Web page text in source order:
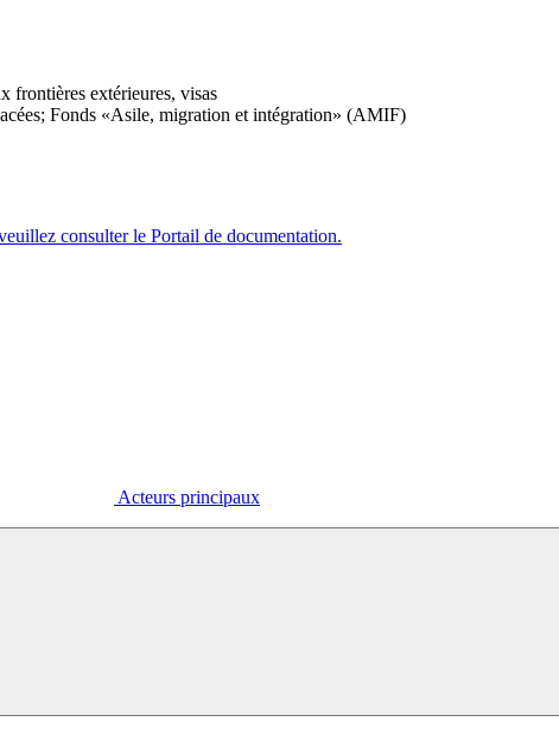
frontières extérieures, visas
Fonds «Asile, migration et intégration» (AMIF)
consulter le Portail de documentation.
Acteurs principaux